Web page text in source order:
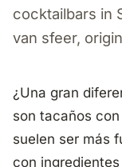
cocktailbars in
van sfeer,
¿Una gran
son tacaños
suelen ser más
con